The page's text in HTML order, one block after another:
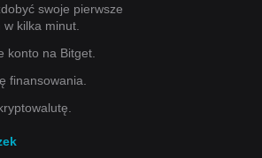
swoje pierwsze
kilka minut.
konto na Bitget.
finansowania.